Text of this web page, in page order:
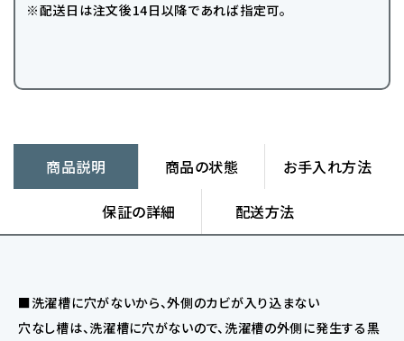
※配送日は注文後14日以降であれば指定可。
商品説明 商品の状態 お手入れ方法
保証の詳細 配送方法
■洗濯槽に穴がないから、外側のカビが入り込まない
穴なし槽は、洗濯槽に穴がないので、洗濯槽の外側に発生する黒